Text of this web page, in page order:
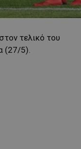
τελικό του
(27/5).